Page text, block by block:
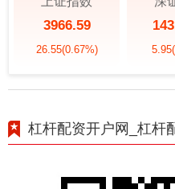
3966.59
26.55(0.67%) 5.95
杠杆配资开户网_杠杆